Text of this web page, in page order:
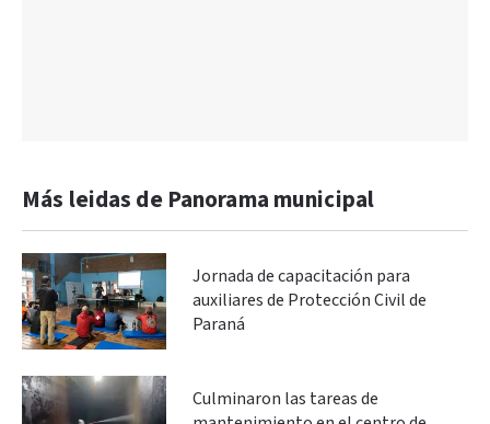
Más leidas de Panorama municipal
Jornada de capacitación para
auxiliares de Protección Civil de
Paraná
Culminaron las tareas de